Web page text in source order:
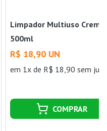
Limpador Multiuso
500ml
R$ 18,90 UN
em 1x de R$ 18,90 sem
COMPRAR